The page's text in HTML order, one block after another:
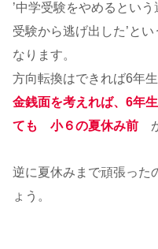
’中学受験をやめるとい
受験から逃げ出
なります。
方向転換はできれば6年
金銭面を考えれば、6年
ても
小６の夏休み前
逆に夏休みまで頑張った
ょう。